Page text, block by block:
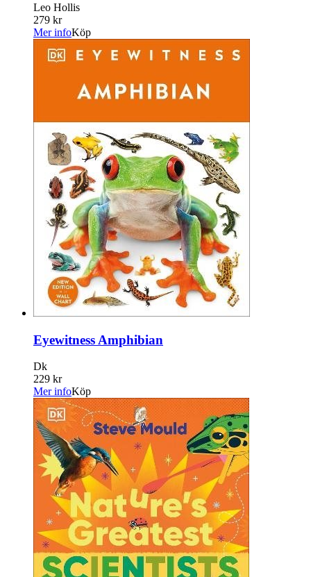
Leo Hollis
279 kr
Mer infoKöp
Eyewitness Amphibian
Dk
229 kr
Mer infoKöp